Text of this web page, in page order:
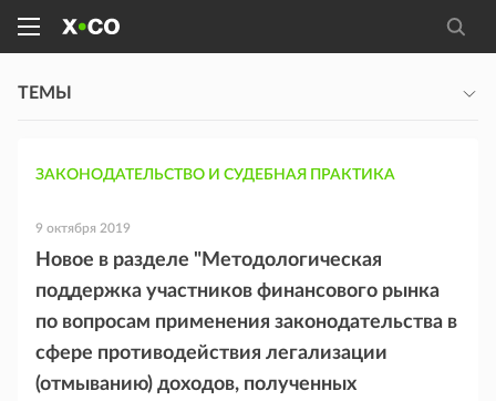
ТЕМЫ
ЗАКОНОДАТЕЛЬСТВО И СУДЕБНАЯ ПРАКТИКА
9 октября 2019
Новое в разделе "Методологическая
поддержка участников финансового рынка
по вопросам применения законодательства в
сфере противодействия легализации
(отмыванию) доходов, полученных